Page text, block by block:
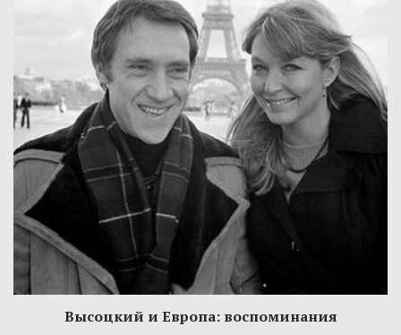
Высоцкий и Европа: воспоминания